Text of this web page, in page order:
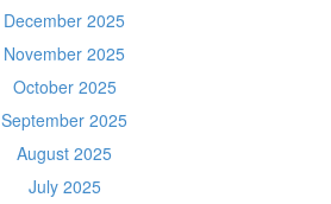
December 2025
November 2025
October 2025
September 2025
August 2025
July 2025